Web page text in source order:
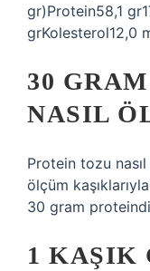
gr)Protein58,1
grKolesterol12,0
30
NASIL
Protein tozu
ölçüm
30 gram
1 KAŞIK